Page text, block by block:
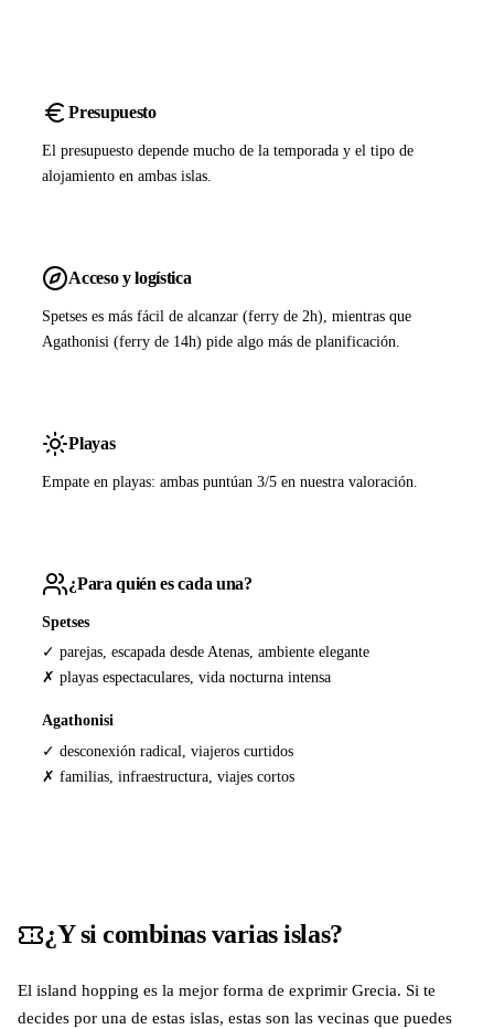
Presupuesto
El presupuesto depende mucho de la temporada y el tipo de
alojamiento en ambas islas.
Acceso y logística
Spetses es más fácil de alcanzar (ferry de 2h), mientras que
Agathonisi (ferry de 14h) pide algo más de planificación.
Playas
Empate en playas: ambas puntúan 3/5 en nuestra valoración.
¿Para quién es cada una?
Spetses
✓ parejas, escapada desde Atenas, ambiente elegante
✗ playas espectaculares, vida nocturna intensa
Agathonisi
✓ desconexión radical, viajeros curtidos
✗ familias, infraestructura, viajes cortos
¿Y si combinas varias islas?
El island hopping es la mejor forma de exprimir Grecia. Si te
decides por una de estas islas, estas son las vecinas que puedes